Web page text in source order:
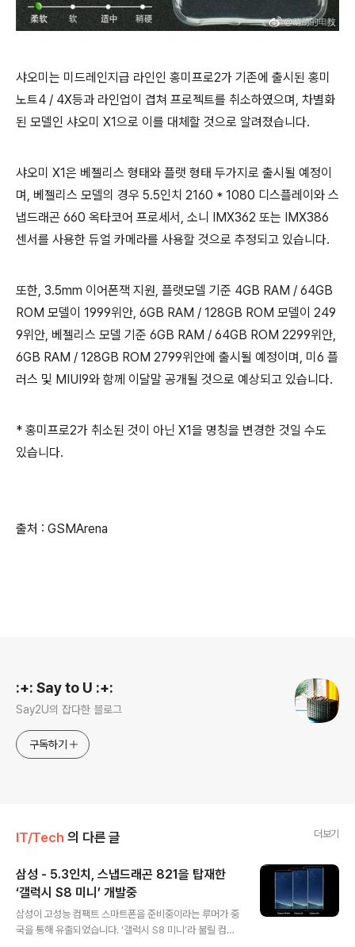
샤오미는 미드레인지급 라인인 홍미프로2가 기존에 출시된 홍미
노트4 / 4X등과 라인업이 겹쳐 프로젝트를 취소하였으며, 차별화
된 모델인 샤오미 X1으로 이를 대체할 것으로 알려졌습니다.
샤오미 X1은 베젤리스 형태와 플랫 형태 두가지로 출시될 예정이
며, 베젤리스 모델의 경우 5.5인치 2160 * 1080 디스플레이와 스
냅드래곤 660 옥타코어 프로세서, 소니 IMX362 또는 IMX386
센서를 사용한 듀얼 카메라를 사용할 것으로 추정되고 있습니다.
또한, 3.5mm 이어폰잭 지원, 플랫모델 기준 4GB RAM / 64GB
ROM 모델이 1999위안, 6GB RAM / 128GB ROM 모델이 249
9위안, 베젤리스 모델 기준 6GB RAM / 64GB ROM 2299위안,
6GB RAM / 128GB ROM 2799위안에 출시될 예정이며, 미6 플
러스 및 MIUI9와 함께 이달말 공개될 것으로 예상되고 있습니다.
* 홍미프로2가 취소된 것이 아닌 X1을 명칭을 변경한 것일 수도
있습니다.
출처 : GSMArena
:+: Say to U :+:
Say2U의 잡다한 블로그
구독하기
IT/Tech 의 다른 글 더보기
삼성 - 5.3인치, 스냅드래곤 821을 탑재한
‘갤럭시 S8 미니’ 개발중
삼성이 고성능 컴팩트 스마트폰을 준비중이라는 루머가 중
국을 통해 유출되었습니다. ‘갤럭시 S8 미니’라 불릴 컴팩